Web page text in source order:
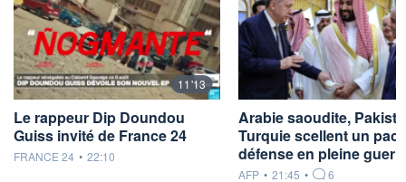
11'13
Le rappeur Dip Doundou
Guiss invité de France 24
information fournie par
FRANCE 24 • 22:10
Arabie saoudite,
Turquie scellent un
défense en pleine
information fournie par
AFP • 21:45 • 6